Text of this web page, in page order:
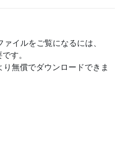
ァイルをご覧になるには、
す。
り無償でダウンロードできま